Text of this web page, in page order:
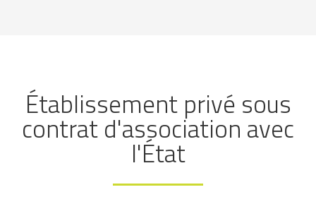
Établissement privé sous
contrat d'association avec
l'État